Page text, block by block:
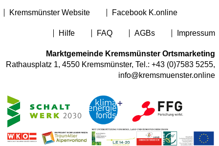
Kremsmünster Website Facebook K.online
Hilfe FAQ AGBs Impressum
Marktgemeinde Kremsmünster Ortsmarketing
Rathausplatz 1, 4550 Kremsmünster, Tel.: +43 (0)7583 5255,
info@kremsmuenster.online